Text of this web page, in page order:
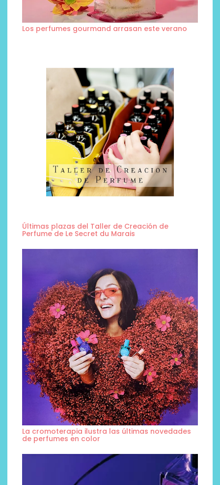
Los perfumes gourmand arrasan este verano
Últimas plazas del Taller de Creación de
Perfume de Le Secret du Marais
La cromoterapia ilustra las últimas novedades
de perfumes en color